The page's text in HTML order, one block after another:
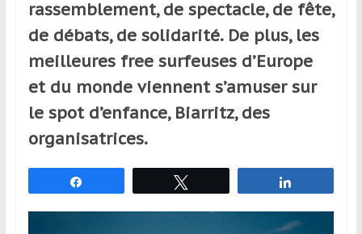
de
sport,
qui
déplacent
en
France
l’étranger
rassemblement, de spectacle, de fête,
de débats, de solidarité. De plus, les
meilleures free surfeuses d’Europe
et du monde viennent s’amuser sur
le spot d’enfance, Biarritz, des
organisatrices.